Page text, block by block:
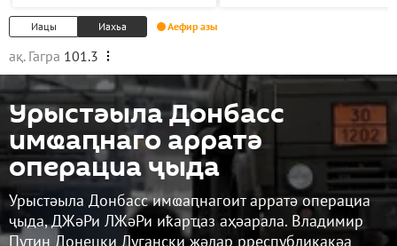
Иацы Иахьа Аефир азы
ақ. Гагра 101.3
Урыстәыла Донбасс
имҩаԥнаго арратә
операциа ҷыда
Урыстәыла Донбасс имҩаԥнагоит арратә операциа
ҷыда, ДЖәРи ЛЖәРи иҟарҵаз аҳәарала. Владимир
Путин Донецки Лугански жәлар рреспубликақәа